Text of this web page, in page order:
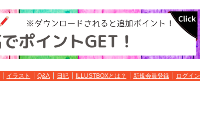
イラスト Q&A 日記 ILLUSTBOXとは？ 新規会員登録 ログイン